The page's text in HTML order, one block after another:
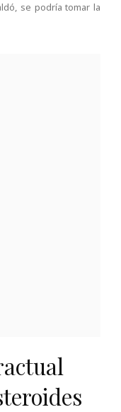
se podría tomar la